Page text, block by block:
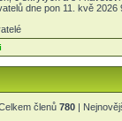
dne pon 11. kvě 2026
členů 780 |